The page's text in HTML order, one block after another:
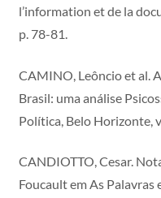
l’information et de la
p. 78-81.
CAMINO, Leôncio et al.
Brasil: uma análise
Política, Belo Horizonte,
CANDIOTTO, Cesar.
Foucault em As Palavras